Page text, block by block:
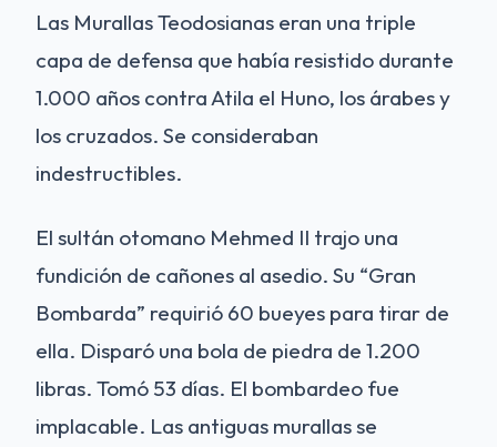
Las Murallas Teodosianas eran una triple
capa de defensa que había resistido durante
1.000 años contra Atila el Huno, los árabes y
los cruzados. Se consideraban
indestructibles.
El sultán otomano Mehmed II trajo una
fundición de cañones al asedio. Su “Gran
Bombarda” requirió 60 bueyes para tirar de
ella. Disparó una bola de piedra de 1.200
libras. Tomó 53 días. El bombardeo fue
implacable. Las antiguas murallas se